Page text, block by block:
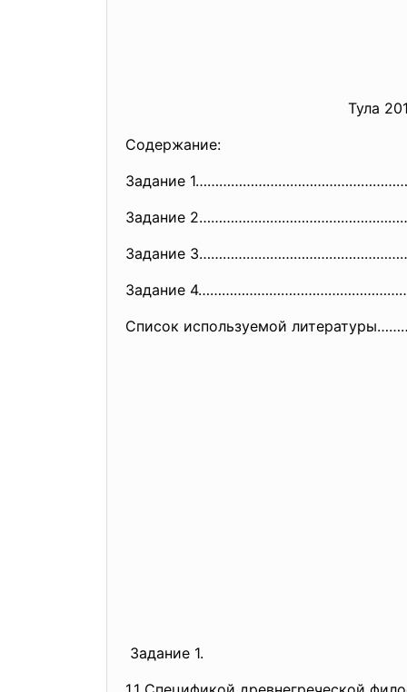
Тула
Содержание:
Задание
Задание
Задание
Задание
Список используемой
Задание 1.